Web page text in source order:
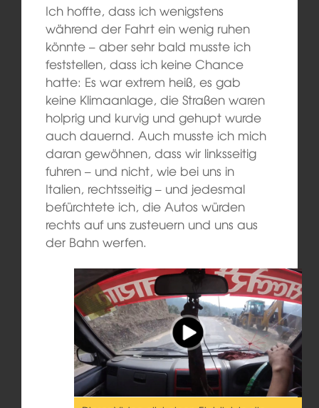
Ich hoffte, dass ich wenigstens
während der Fahrt ein wenig ruhen
könnte– aber sehr bald musste ich
feststellen, dass ich keine Chance
hatte: Es war extrem heiß, es gab
keine Klimaanlage, die Straßen waren
holprig und kurvig und gehupt wurde
auch dauernd. Auch musste ich mich
daran gewöhnen, dass wir linksseitig
fuhren – und nicht, wie bei uns in
Italien, rechtsseitig– und jedesmal
befürchtete ich, die Autos würden
rechts auf uns zusteuern und uns aus
der Bahn werfen.